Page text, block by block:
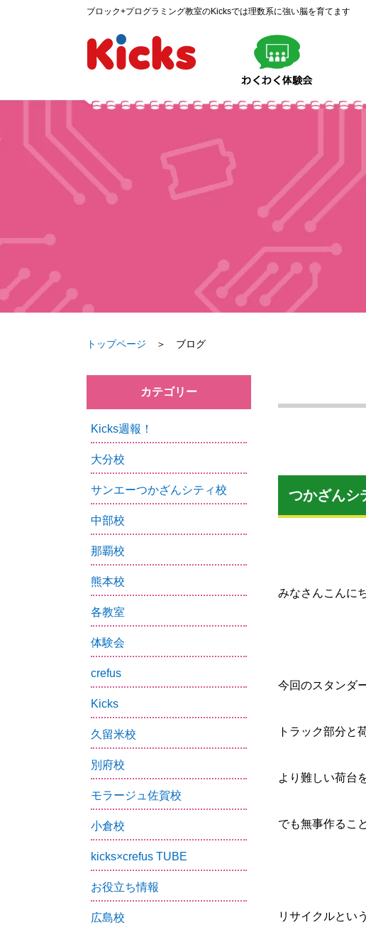
ブロック+プログラミング教室のKicksでは理数系に強い脳を育てます
トップページ ＞ ブログ
つかざんシ
みなさんこんに
今回のスタンダ
トラック部分と
より難しい荷台
でも無事作るこ
リサイクルとい
カテゴリー
Kicks週報！
大分校
サンエーつかざんシティ校
中部校
那覇校
熊本校
各教室
体験会
crefus
Kicks
久留米校
別府校
モラージュ佐賀校
小倉校
kicks×crefus TUBE
お役立ち情報
広島校